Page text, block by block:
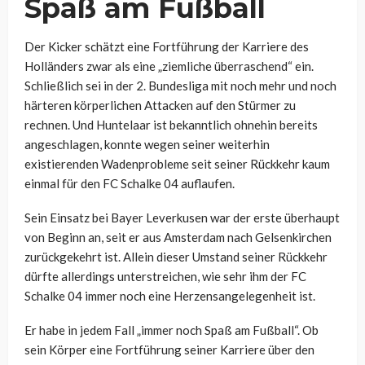
Spaß am Fußball
Der Kicker schätzt eine Fortführung der Karriere des
Holländers zwar als eine „ziemliche überraschend“ ein.
Schließlich sei in der 2. Bundesliga mit noch mehr und noch
härteren körperlichen Attacken auf den Stürmer zu
rechnen. Und Huntelaar ist bekanntlich ohnehin bereits
angeschlagen, konnte wegen seiner weiterhin
existierenden Wadenprobleme seit seiner Rückkehr kaum
einmal für den FC Schalke 04 auflaufen.
Sein Einsatz bei Bayer Leverkusen war der erste überhaupt
von Beginn an, seit er aus Amsterdam nach Gelsenkirchen
zurückgekehrt ist. Allein dieser Umstand seiner Rückkehr
dürfte allerdings unterstreichen, wie sehr ihm der FC
Schalke 04 immer noch eine Herzensangelegenheit ist.
Er habe in jedem Fall „immer noch Spaß am Fußball“. Ob
sein Körper eine Fortführung seiner Karriere über den